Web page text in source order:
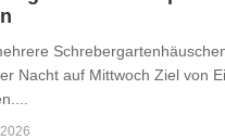
Nacht auf Mittwoch Ziel von